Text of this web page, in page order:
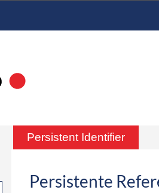
Persistent Identifier
Persistente